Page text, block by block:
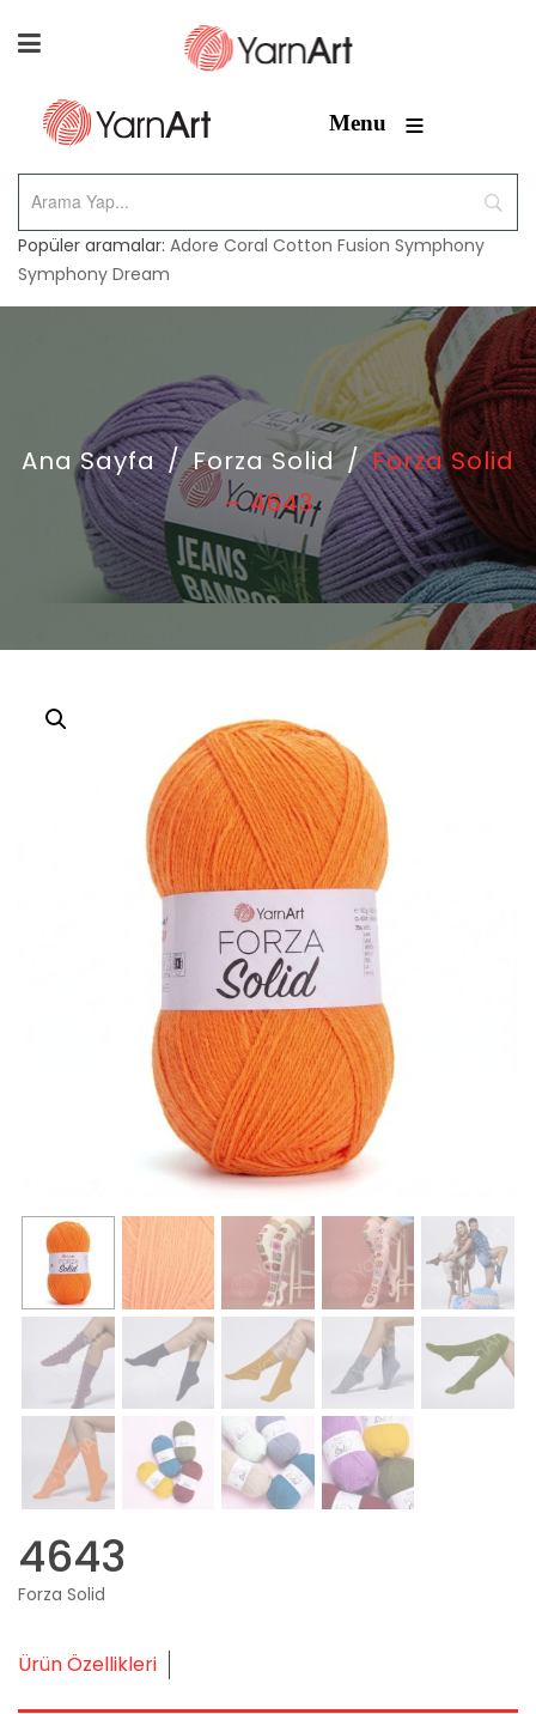
Menu ≡
Popüler aramalar: Adore Coral Cotton Fusion Symphony
Symphony Dream
Ana Sayfa / Forza Solid / Forza Solid
– 4643
4643
Forza Solid
Ürün Özellikleri